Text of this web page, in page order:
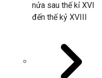
nửa sau thế kỉ XVI
đến thế kỷ XVIII